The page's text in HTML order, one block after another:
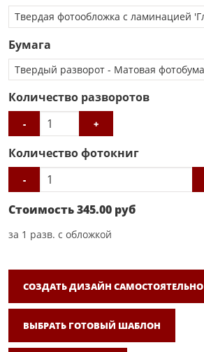
Бумага
Количество разворотов
- +
Количество фотокниг
-
Стоимость345.00 руб
за 1 разв. с обложкой
СОЗДАТЬ ДИЗАЙН САМОСТОЯТЕЛЬНО
ВЫБРАТЬ ГОТОВЫЙ ШАБЛОН